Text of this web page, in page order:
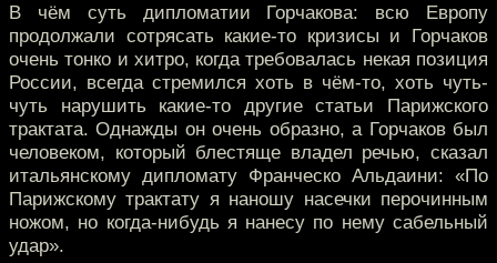
В чём суть дипломатии Горчакова: всю Европу
продолжали сотрясать какие-то кризисы и Горчаков
очень тонко и хитро, когда требовалась некая позиция
России, всегда стремился хоть в чём-то, хоть чуть-
чуть нарушить какие-то другие статьи Парижского
трактата. Однажды он очень образно, а Горчаков был
человеком, который блестяще владел речью, сказал
итальянскому дипломату Франческо Альдаини: «По
Парижскому трактату я наношу насечки перочинным
ножом, но когда-нибудь я нанесу по нему сабельный
удар».